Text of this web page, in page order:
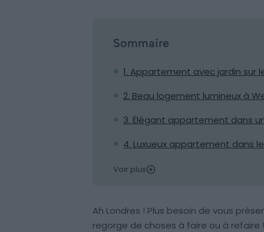
Sommaire
1. Appartement avec jardin sur
2. Beau logement lumineux à
3. Élégant appartement dans
4. Luxueux appartement dans
Voir plus
Ah Londres ! Plus besoin de vous
regorge de choses à faire ou à refaire